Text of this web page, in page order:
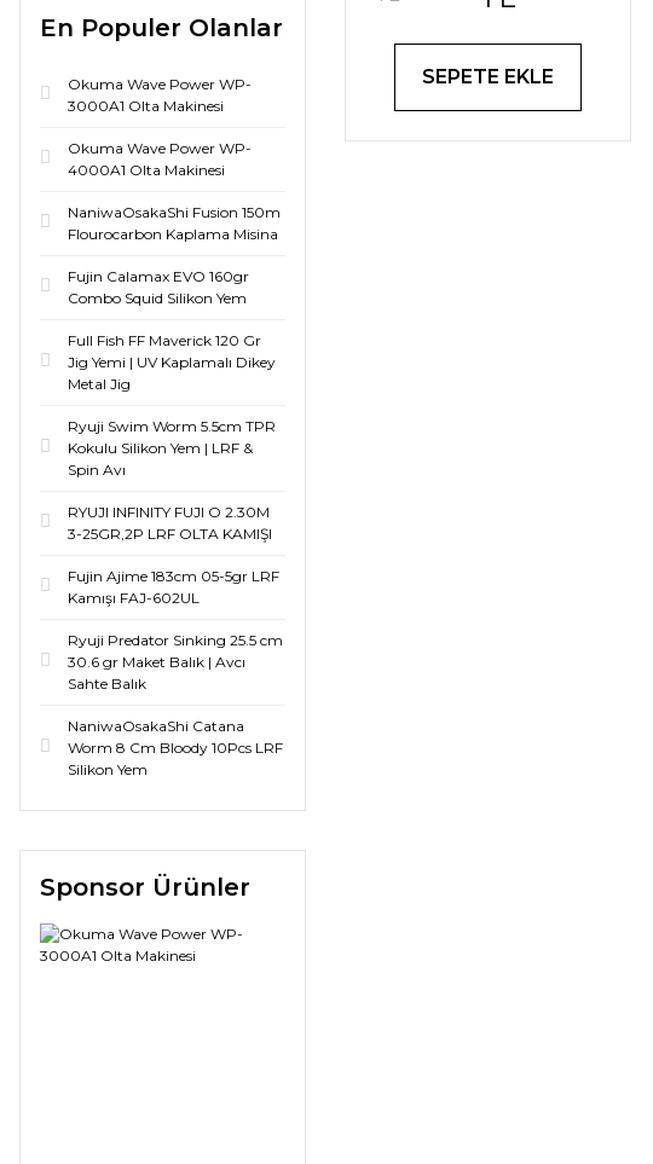
En Populer Olanlar
Okuma Wave Power WP-
3000A1 Olta Makinesi
Okuma Wave Power WP-
4000A1 Olta Makinesi
NaniwaOsakaShi Fusion 150m
Flourocarbon Kaplama Misina
Fujin Calamax EVO 160gr
Combo Squid Silikon Yem
Full Fish FF Maverick 120 Gr
Jig Yemi | UV Kaplamalı Dikey
Metal Jig
Ryuji Swim Worm 5.5cm TPR
Kokulu Silikon Yem | LRF &
Spin Avı
RYUJI INFINITY FUJI O 2.30M
3-25GR,2P LRF OLTA KAMIŞI
Fujin Ajime 183cm 05-5gr LRF
Kamışı FAJ-602UL
Ryuji Predator Sinking 25.5 cm
30.6 gr Maket Balık | Avcı
Sahte Balık
NaniwaOsakaShi Catana
Worm 8 Cm Bloody 10Pcs LRF
Silikon Yem
Sponsor Ürünler
SEPETE EKLE